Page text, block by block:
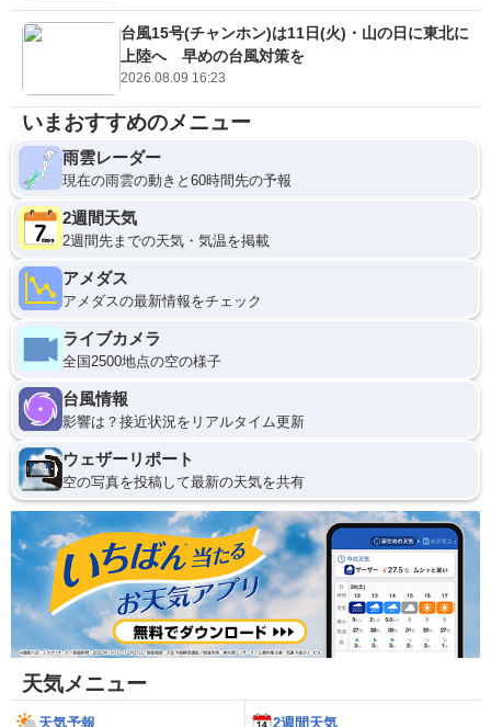
台風15号(チャンホン)は11日(火)・山の日に東北に
上陸へ 早めの台風対策を
2026.08.09 16:23
いまおすすめのメニュー
雨雲レーダー
現在の雨雲の動きと60時間先の予報
2週間天気
2週間先までの天気・気温を掲載
アメダス
アメダスの最新情報をチェック
ライブカメラ
全国2500地点の空の様子
台風情報
影響は？接近状況をリアルタイム更新
ウェザーリポート
空の写真を投稿して最新の天気を共有
天気メニュー
天気予報 2週間天気